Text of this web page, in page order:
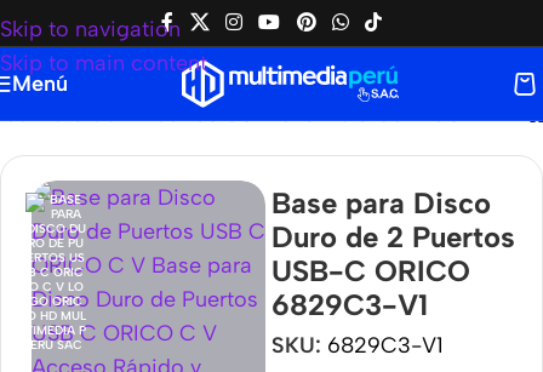
Skip to navigation
Skip to main content
Menú
Duro de 2 Puertos USB-C ORICO 6829C3-V1
Base para Disco
Duro de 2 Puertos
USB-C ORICO
6829C3-V1
SKU: 6829C3-V1